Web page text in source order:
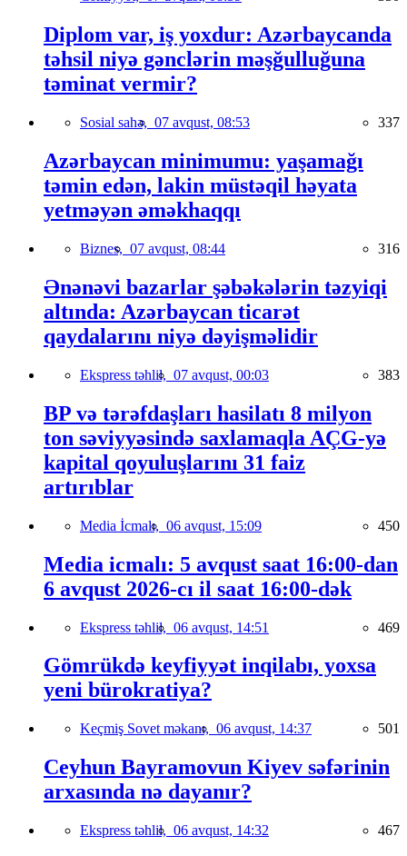
Diplom var, iş yoxdur: Azərbaycanda
təhsil niyə gənclərin məşğulluğuna
təminat vermir?
Sosial sahə, 07 avqust, 08:53 337
Azərbaycan minimumu: yaşamağı
təmin edən, lakin müstəqil həyata
yetməyən əməkhaqqı
Biznes, 07 avqust, 08:44 316
Ənənəvi bazarlar şəbəkələrin təzyiqi
altında: Azərbaycan ticarət
qaydalarını niyə dəyişməlidir
Ekspress təhlil, 07 avqust, 00:03 383
BP və tərəfdaşları hasilatı 8 milyon
ton səviyyəsində saxlamaqla AÇG-yə
kapital qoyuluşlarını 31 faiz
artırıblar
Media İcmalı, 06 avqust, 15:09 450
Media icmalı: 5 avqust saat 16:00-dan
6 avqust 2026-cı il saat 16:00-dək
Ekspress təhlil, 06 avqust, 14:51 469
Gömrükdə keyfiyyət inqilabı, yoxsa
yeni bürokratiya?
Keçmiş Sovet məkanı, 06 avqust, 14:37 501
Ceyhun Bayramovun Kiyev səfərinin
arxasında nə dayanır?
Ekspress təhlil, 06 avqust, 14:32 467